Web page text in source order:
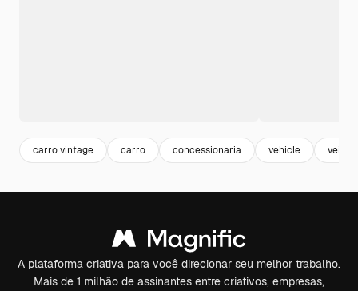
carro vintage carro concessionaria vehicle
A plataforma criativa para você direcionar seu melhor trabalho.
Mais de 1 milhão de assinantes entre criativos, empresas,